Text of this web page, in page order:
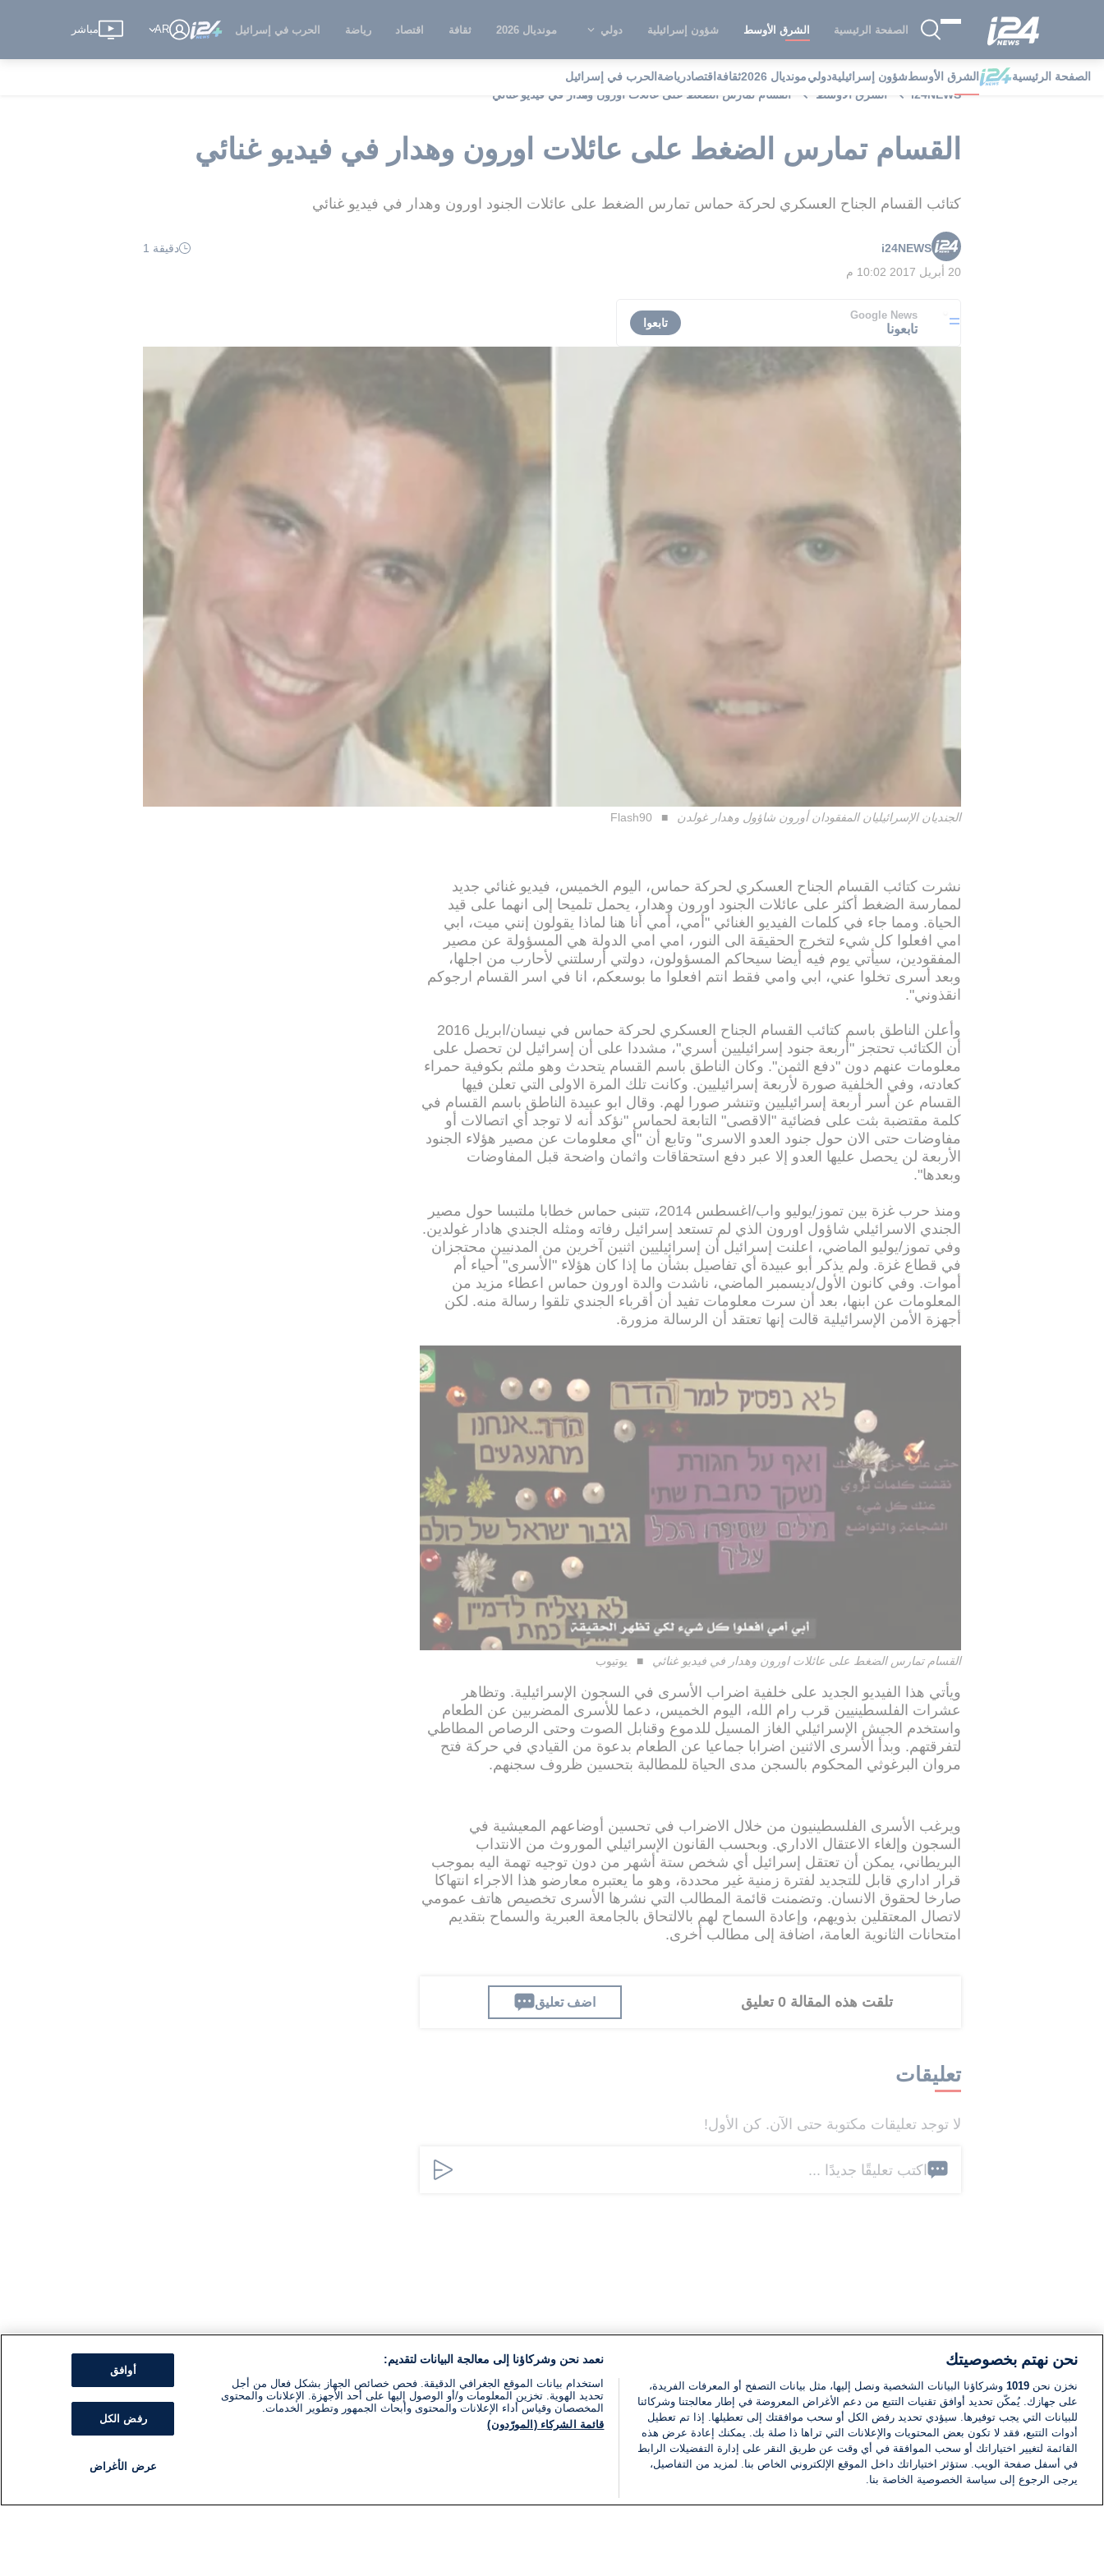
الصفحة الرئيسية الشرق الأوسط شؤون إسرائيلية دولي مونديال 2026 ثقافة اقتصاد رياضة الحرب في إسرائيل AR مباشر
الصفحة الرئيسية الشرق الأوسطشؤون إسرائيليةدوليمونديال 2026 ثقافة اقتصادرياضة الحرب في إسرائيل
i24NEWS
الشرق الأوسط القسام تمارس الضغط على عائلات اورون وهدار في فيديو غنائي
القسام تمارس الضغط على عائلات اورون وهدار في فيديو غنائي
كتائب القسام الجناح العسكري لحركة حماس تمارس الضغط على عائلات الجنود اورون وهدار في فيديو غنائي
i24NEWS
دقيقة 1
20 أبريل 2017 10:02 م
Google News
تابعونا تابعوا
الجنديان الإسرائيليان المفقودان أورون شاؤول وهدار غولدن Flash90
نشرت كتائب القسام الجناح العسكري لحركة حماس، اليوم الخميس، فيديو غنائي جديد
لممارسة الضغط أكثر على عائلات الجنود اورون وهدار، يحمل تلميحا إلى انهما على قيد
الحياة. ومما جاء في كلمات الفيديو الغنائي "أمي، أمي أنا هنا لماذا يقولون إنني ميت، ابي
امي افعلوا كل شيء لتخرج الحقيقة الى النور، امي امي الدولة هي المسؤولة عن مصير
المفقودين، سيأتي يوم فيه أيضا سيحاكم المسؤولون، دولتي أرسلتني لأحارب من اجلها،
وبعد أسرى تخلوا عني، ابي وامي فقط انتم افعلوا ما بوسعكم، انا في اسر القسام ارجوكم
انقذوني".
وأعلن الناطق باسم كتائب القسام الجناح العسكري لحركة حماس في نيسان/ابريل 2016
أن الكتائب تحتجز "أربعة جنود إسرائيليين أسري"، مشددا على أن إسرائيل لن تحصل على
معلومات عنهم دون "دفع الثمن". وكان الناطق باسم القسام يتحدث وهو ملثم بكوفية حمراء
كعادته، وفي الخلفية صورة لأربعة إسرائيليين. وكانت تلك المرة الاولى التي تعلن فيها
القسام عن أسر أربعة إسرائيليين وتنشر صورا لهم. وقال ابو عبيدة الناطق باسم القسام في
كلمة مقتضبة بثت على فضائية "الاقصى" التابعة لحماس "نؤكد أنه لا توجد أي اتصالات أو
مفاوضات حتى الان حول جنود العدو الاسرى" وتابع أن "أي معلومات عن مصير هؤلاء الجنود
الأربعة لن يحصل عليها العدو إلا عبر دفع استحقاقات واثمان واضحة قبل المفاوضات
وبعدها".
ومنذ حرب غزة بين تموز/يوليو واب/اغسطس 2014، تتبنى حماس خطابا ملتبسا حول مصير
الجندي الاسرائيلي شاؤول اورون الذي لم تستعد إسرائيل رفاته ومثله الجندي هادار غولدين.
وفي تموز/يوليو الماضي، اعلنت إسرائيل أن إسرائيليين اثنين آخرين من المدنيين محتجزان
في قطاع غزة. ولم يذكر أبو عبيدة أي تفاصيل بشأن ما إذا كان هؤلاء "الأسرى" أحياء أم
أموات. وفي كانون الأول/ديسمبر الماضي، ناشدت والدة اورون حماس اعطاء مزيد من
المعلومات عن ابنها، بعد أن سرت معلومات تفيد أن أقرباء الجندي تلقوا رسالة منه. لكن
أجهزة الأمن الإسرائيلية قالت إنها تعتقد أن الرسالة مزورة.
القسام تمارس الضغط على عائلات اورون وهدار في فيديو غنائي يوتيوب
ويأتي هذا الفيديو الجديد على خلفية اضراب الأسرى في السجون الإسرائيلية. وتظاهر
عشرات الفلسطينيين قرب رام الله، اليوم الخميس، دعما للأسرى المضربين عن الطعام
واستخدم الجيش الإسرائيلي الغاز المسيل للدموع وقنابل الصوت وحتى الرصاص المطاطي
لتفرقتهم. وبدأ الأسرى الاثنين اضرابا جماعيا عن الطعام بدعوة من القيادي في حركة فتح
مروان البرغوثي المحكوم بالسجن مدى الحياة للمطالبة بتحسين ظروف سجنهم.
ويرغب الأسرى الفلسطينيون من خلال الاضراب في تحسين أوضاعهم المعيشية في
السجون وإلغاء الاعتقال الاداري. وبحسب القانون الإسرائيلي الموروث من الانتداب
البريطاني، يمكن أن تعتقل إسرائيل أي شخص ستة أشهر من دون توجيه تهمة اليه بموجب
قرار اداري قابل للتجديد لفترة زمنية غير محددة، وهو ما يعتبره معارضو هذا الاجراء انتهاكا
صارخا لحقوق الانسان. وتضمنت قائمة المطالب التي نشرها الأسرى تخصيص هاتف عمومي
لاتصال المعتقلين بذويهم، وإعادة السماح لهم بالالتحاق بالجامعة العبرية والسماح بتقديم
امتحانات الثانوية العامة، اضافة إلى مطالب أخرى.
تلقت هذه المقالة 0 تعليق اضف تعليق
تعليقات
لا توجد تعليقات مكتوبة حتى الآن. كن الأول!
اكتب تعليقًا جديدًا ...
نحن نهتم بخصوصيتك
نخزن نحن 1019 وشركاؤنا البيانات الشخصية ونصل إليها، مثل بيانات التصفح أو المعرفات الفريدة،
على جهازك. يُمكّن تحديد أوافق تقنيات التتبع من دعم الأغراض المعروضة في إطار معالجتنا وشركائنا
للبيانات التي يجب توفيرها. سيؤدي تحديد رفض الكل أو سحب موافقتك إلى تعطيلها. إذا تم تعطيل
أدوات التتبع، فقد لا تكون بعض المحتويات والإعلانات التي تراها ذا صلة بك. يمكنك إعادة عرض هذه
القائمة لتغيير اختياراتك أو سحب الموافقة في أي وقت عن طريق النقر على إدارة التفضيلات الرابط
في أسفل صفحة الويب. ستؤثر اختياراتك داخل الموقع الإلكتروني الخاص بنا. لمزيد من التفاصيل،
يرجى الرجوع إلى سياسة الخصوصية الخاصة بنا.
نعمد نحن وشركاؤنا إلى معالجة البيانات لتقديم:
استخدام بيانات الموقع الجغرافي الدقيقة. فحص خصائص الجهاز بشكل فعال من أجل
تحديد الهوية. تخزين المعلومات و/أو الوصول إليها على أحد الأجهزة. الإعلانات والمحتوى
المخصصان وقياس أداء الإعلانات والمحتوى وأبحاث الجمهور وتطوير الخدمات.
قائمة الشركاء (المورّدون)
أوافق
رفض الكل
عرض الأغراض